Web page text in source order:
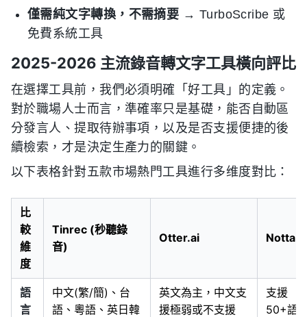
僅需純文字轉換，不需摘要 → TurboScribe 或
免費系統工具
2025-2026 主流錄音轉文字工具橫向評比
在選擇工具前，我們必須明確「好工具」的定義。
對於職場人士而言，準確率只是基礎，能否自動區
分發言人、提取待辦事項，以及是否支援便捷的後
續檢索，才是決定生產力的關鍵。
以下表格針對五款市場熱門工具進行多维度對比：
比
較
維
度
Tinrec (秒聽錄
音)
Otter.ai Notta
語
言
中文(繁/簡)、台
語、粵語、英日韓
英文為主，中文支
援極弱或不支援
支援
50+語